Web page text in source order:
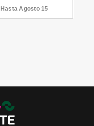
LEÓN 2026
Hasta Agosto 15